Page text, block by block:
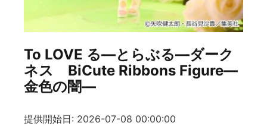
To LOVE る―とらぶる―ダーク
ネス BiCute Ribbons Figure―
金色の闇―
提供開始日: 2026-07-08 00:00:00